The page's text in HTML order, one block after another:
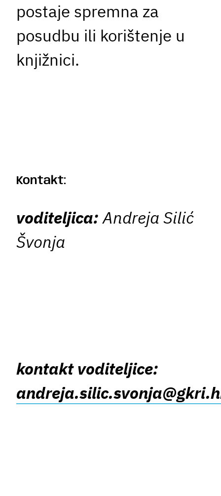
postaje spremna za
posudbu ili korištenje u
knjižnici.
Kontakt:
voditeljica:Andreja Silić
Švonja
kontakt voditeljice: